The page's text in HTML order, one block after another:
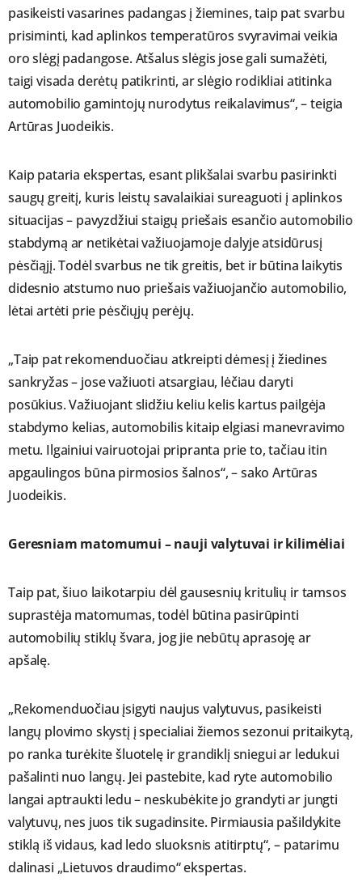
pasikeisti vasarines padangas į žiemines, taip pat svarbu
prisiminti, kad aplinkos temperatūros svyravimai veikia
oro slėgį padangose. Atšalus slėgis jose gali sumažėti,
taigi visada derėtų patikrinti, ar slėgio rodikliai atitinka
automobilio gamintojų nurodytus reikalavimus“, – teigia
Artūras Juodeikis.
Kaip pataria ekspertas, esant plikšalai svarbu pasirinkti
saugų greitį, kuris leistų savalaikiai sureaguoti į aplinkos
situacijas – pavyzdžiui staigų priešais esančio automobilio
stabdymą ar netikėtai važiuojamoje dalyje atsidūrusį
pėsčiąjį. Todėl svarbus ne tik greitis, bet ir būtina laikytis
didesnio atstumo nuo priešais važiuojančio automobilio,
lėtai artėti prie pėsčiųjų perėjų.
„Taip pat rekomenduočiau atkreipti dėmesį į žiedines
sankryžas – jose važiuoti atsargiau, lėčiau daryti
posūkius. Važiuojant slidžiu keliu kelis kartus pailgėja
stabdymo kelias, automobilis kitaip elgiasi manevravimo
metu. Ilgainiui vairuotojai pripranta prie to, tačiau itin
apgaulingos būna pirmosios šalnos“, – sako Artūras
Juodeikis.
Geresniam matomumui – nauji valytuvai ir kilimėliai
Taip pat, šiuo laikotarpiu dėl gausesnių kritulių ir tamsos
suprastėja matomumas, todėl būtina pasirūpinti
automobilių stiklų švara, jog jie nebūtų aprasoję ar
apšalę.
„Rekomenduočiau įsigyti naujus valytuvus, pasikeisti
langų plovimo skystį į specialiai žiemos sezonui pritaikytą,
po ranka turėkite šluotelę ir grandiklį sniegui ar ledukui
pašalinti nuo langų. Jei pastebite, kad ryte automobilio
langai aptraukti ledu – neskubėkite jo grandyti ar jungti
valytuvų, nes juos tik sugadinsite. Pirmiausia pašildykite
stiklą iš vidaus, kad ledo sluoksnis atitirptų“, – patarimu
dalinasi „Lietuvos draudimo“ ekspertas.